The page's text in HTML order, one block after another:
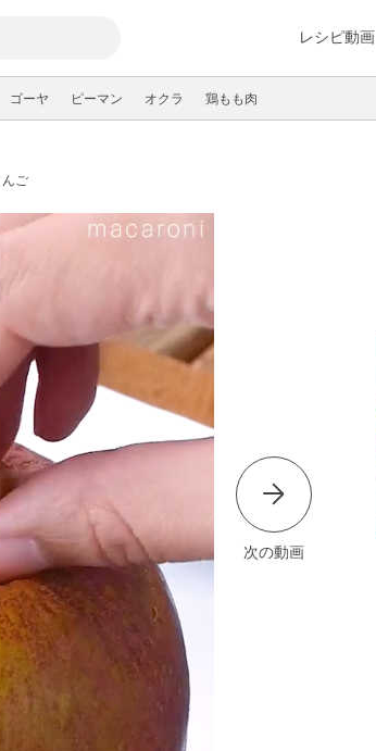
レシピ動画
ゴーヤ ピーマン オクラ 鶏もも肉
んご
次の動画